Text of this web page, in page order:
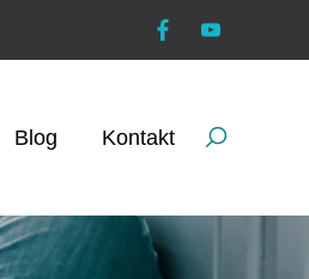
Blog Kontakt